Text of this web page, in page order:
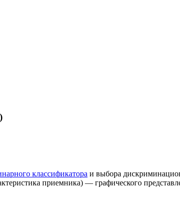
классификатора и выбора
приемника) — графического